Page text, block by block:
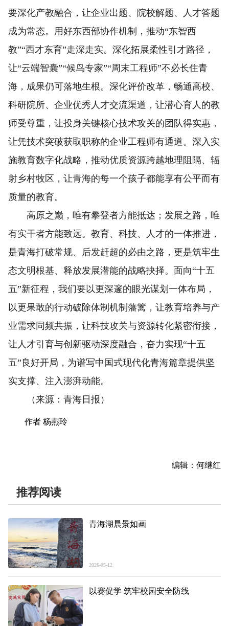
要深化产教融合，让企业出题、院校解题、人才答题
成为常态。用好东西部协作机制，推动“东智西
教”“西才东育”走深走实。深化拓展柔性引才路径，
让“云端智囊”“候鸟专家”“周末工程师”不必长住青
海，成果仍可落地生根。深化评价改革，畅通高校、
科研院所、企业优秀人才交流渠道，让潜心育人的教
师受尊重，让投身关键核心技术攻关的团队得实惠，
让凭技术突破获取职称的企业工程师有通道。深入实
施教育数字化战略，推动优质资源跨越地理阻隔、辐
射乡村牧区，让青海的每一个孩子都能享有公平而有
质量的教育。
高原之巅，唯有攀登者方能抵达；发展之路，唯
有实干者方能致远。教育、科技、人才的一体推进，
是青海打破常规、后发赶超的必由之路，更是筑牢生
态文明根基、释放发展潜能的战略抉择。面向“十五
五”新征程，我们要以更深邃的眼光谋划一体布局，
以更果敢的行动破除体制机制藩篱，让教育培养与产
业需求同频共振，让科技攻关与资源转化紧密衔接，
让人才引育与创新驱动深度融合，奋力实现“十五
五”良好开局，为谱写中国式现代化青海篇章提供坚
实支撑、注入澎湃动能。
（来源：青海日报）
作者 杨燕玲
编辑：何继红
推荐阅读
青海湖晨景如画
2026-05-12
以赛促学 筑牢校园安全防线